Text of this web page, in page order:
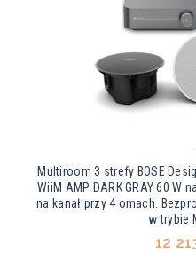
Multiroom 3 strefy BOSE
WiiM AMP DARK GRAY 60 W
na kanał przy 4 omach.
w trybie
12